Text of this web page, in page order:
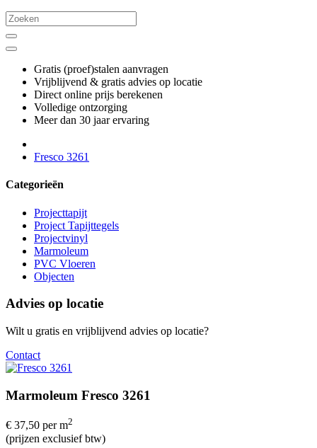
Gratis (proef)stalen aanvragen
Vrijblijvend & gratis advies op locatie
Direct online prijs berekenen
Volledige ontzorging
Meer dan 30 jaar ervaring
Fresco 3261
Categorieën
Projecttapijt
Project Tapijttegels
Projectvinyl
Marmoleum
PVC Vloeren
Objecten
Advies op locatie
Wilt u gratis en vrijblijvend advies op locatie?
Contact
Marmoleum Fresco 3261
€ 37,50 per m2
(prijzen exclusief btw)